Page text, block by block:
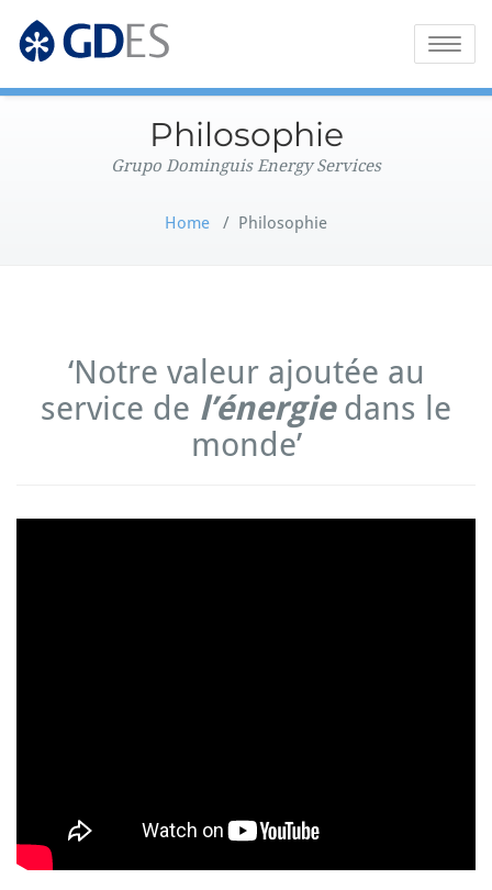
Grupo Dominguis Energy Services
Toggle
Philosophie
Grupo Dominguis Energy Services
Home / Philosophie
‘Notre valeur ajoutée au
service de l’énergiedans le
monde’